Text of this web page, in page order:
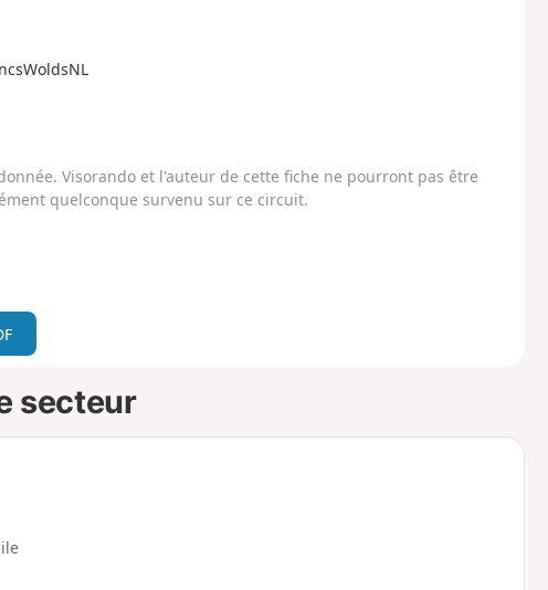
Visorando et l'auteur de cette fiche ne pourront pas être
quelconque survenu sur ce circuit.
secteur